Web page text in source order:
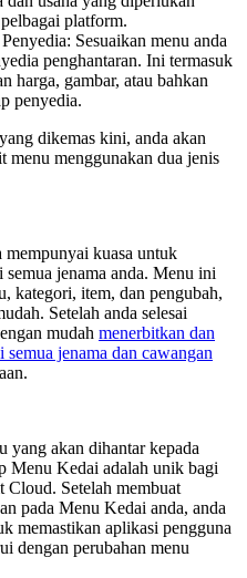
platform.
Sesuaikan menu anda
penghantaran. Ini termasuk
harga, gambar, atau bahkan
penyedia.
dikemas kini, anda akan
menggunakan dua jenis
mempunyai kuasa untuk
jenama anda. Menu ini
kategori, item, dan pengubah,
Setelah anda selesai
mudah menerbitkan dan
jenama dan cawangan
yang akan dihantar kepada
Menu Kedai adalah unik bagi
Cloud. Setelah membuat
pada Menu Kedai anda, anda
memastikan aplikasi pengguna
dengan perubahan menu